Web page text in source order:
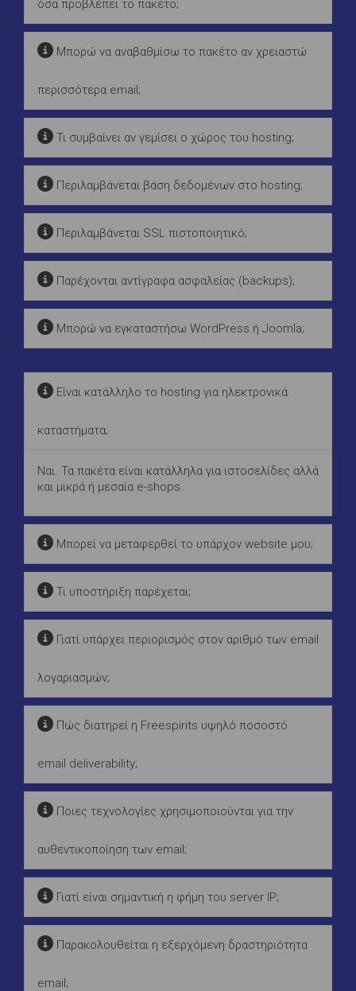
όσα προβλέπει το πακέτο;
Μπορώ να αναβαθμίσω το πακέτο αν χρειαστώ
περισσότερα email;
Τι συμβαίνει αν γεμίσει ο χώρος του hosting;
Περιλαμβάνεται βάση δεδομένων στο hosting;
Περιλαμβάνεται SSL πιστοποιητικό;
Παρέχονται αντίγραφα ασφαλείας (backups);
Μπορώ να εγκαταστήσω WordPress ή Joomla;
Είναι κατάλληλο το hosting για ηλεκτρονικά
καταστήματα;
Ναι. Τα πακέτα είναι κατάλληλα για ιστοσελίδες αλλά
και μικρά ή μεσαία e-shops.
Μπορεί να μεταφερθεί το υπάρχον website μου;
Τι υποστήριξη παρέχεται;
Γιατί υπάρχει περιορισμός στον αριθμό των email
λογαριασμών;
Πώς διατηρεί η Freespirits υψηλό ποσοστό
email deliverability;
Ποιες τεχνολογίες χρησιμοποιούνται για την
αυθεντικοποίηση των email;
Γιατί είναι σημαντική η φήμη του server IP;
Παρακολουθείται η εξερχόμενη δραστηριότητα
email;